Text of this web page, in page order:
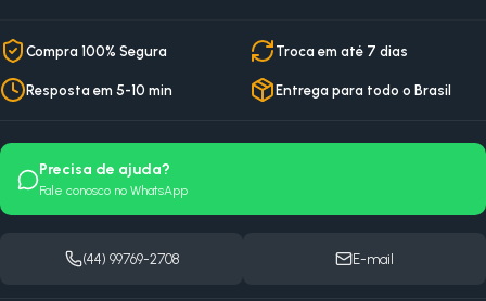
Compra 100% Segura Troca em até 7 dias
Resposta em 5-10 min Entrega para todo o Brasil
Precisa de ajuda?
Fale conosco no WhatsApp
(44) 99769-2708 E-mail